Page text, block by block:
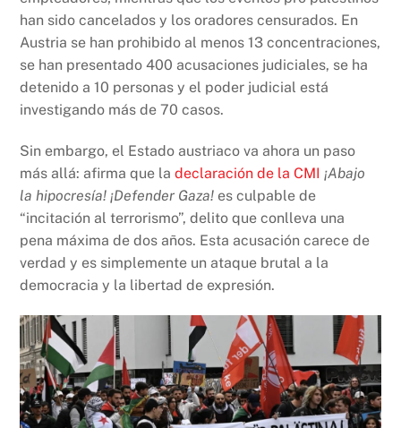
han sido cancelados y los oradores censurados. En
Austria se han prohibido al menos 13 concentraciones,
se han presentado 400 acusaciones judiciales, se ha
detenido a 10 personas y el poder judicial está
investigando más de 70 casos.
Sin embargo, el Estado austriaco va ahora un paso
más allá: afirma que ladeclaración de la CMI ¡Abajo
la hipocresía! ¡Defender Gaza! es culpable de
“incitación al terrorismo”, delito que conlleva una
pena máxima de dos años. Esta acusación carece de
verdad y es simplemente un ataque brutal a la
democracia y la libertad de expresión.